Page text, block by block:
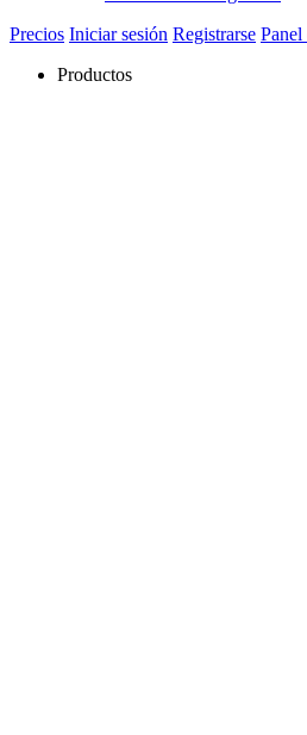
Precios Iniciar sesión Registrarse
Productos